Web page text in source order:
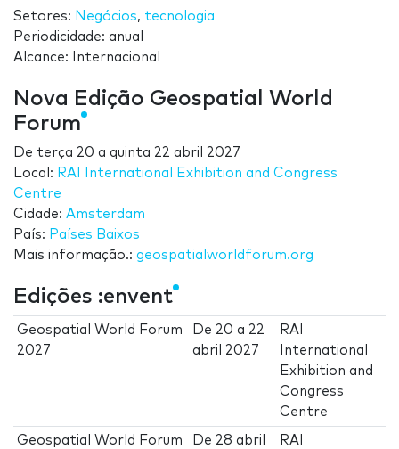
Setores: Negócios, tecnologia
Periodicidade: anual
Alcance: Internacional
Nova Edição Geospatial World
Forum
De terça 20 a quinta 22 abril 2027
Local: RAI International Exhibition and Congress
Centre
Cidade: Amsterdam
País: Países Baixos
Mais informação.: geospatialworldforum.org
Edições :envent
Geospatial World Forum
2027
De 20 a 22
abril 2027
RAI
International
Exhibition and
Congress
Centre
Geospatial World Forum
De 28 abril
RAI